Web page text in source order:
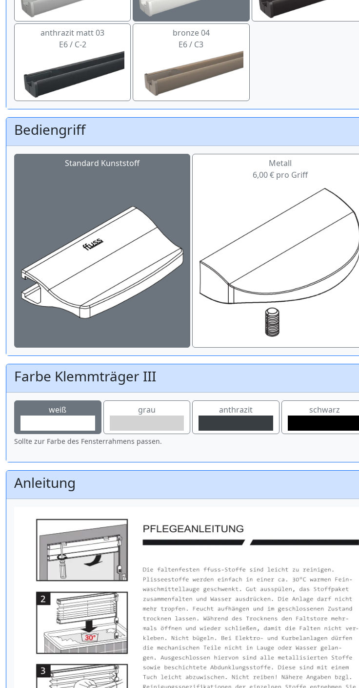
anthrazit matt 03
E6 / C-2
bronze 04
E6 / C3
Bediengriff
Standard Kunststoff
Metall
6,00 € pro Griff
Farbe Klemmträger III
weiß grau anthrazit schwarz
Sollte zur Farbe des Fensterrahmens passen.
Anleitung